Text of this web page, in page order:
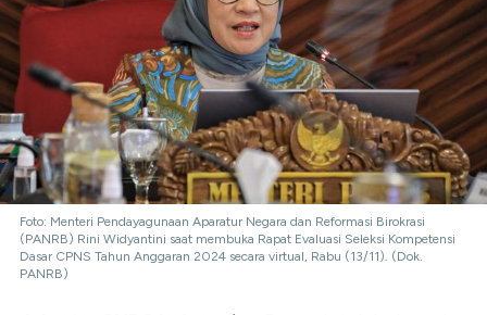
Foto: Menteri Pendayagunaan Aparatur Negara dan Reformasi Birokrasi
(PANRB) Rini Widyantini saat membuka Rapat Evaluasi Seleksi Kompetensi
Dasar CPNS Tahun Anggaran 2024 secara virtual, Rabu (13/11). (Dok.
PANRB)